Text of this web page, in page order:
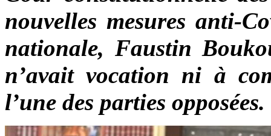
nouvelles mesures anti-
nationale, Faustin
n’avait vocation ni à
l’une des parties opposées.